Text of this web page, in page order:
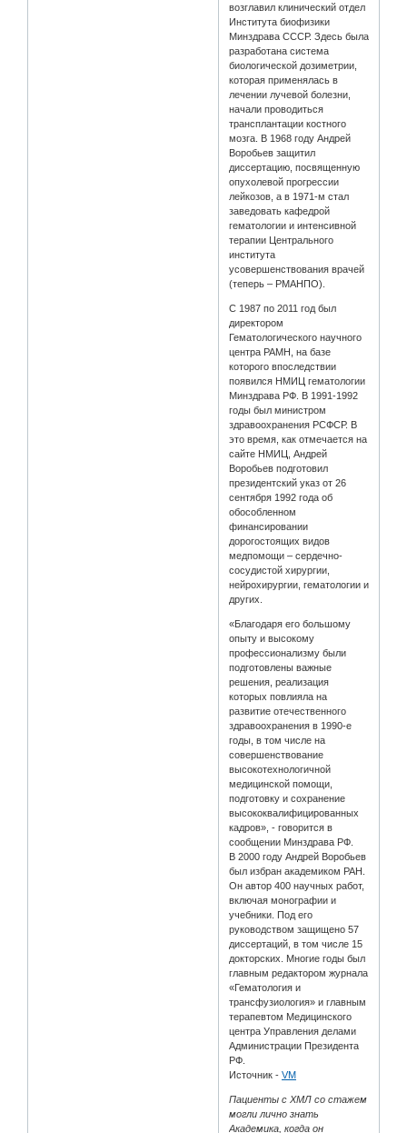
возглавил клинический отдел
Института биофизики
Минздрава СССР. Здесь была
разработана система
биологической дозиметрии,
которая применялась в
лечении лучевой болезни,
начали проводиться
трансплантации костного
мозга. В 1968 году Андрей
Воробьев защитил
диссертацию, посвященную
опухолевой прогрессии
лейкозов, а в 1971-м стал
заведовать кафедрой
гематологии и интенсивной
терапии Центрального
института
усовершенствования врачей
(теперь – РМАНПО).
С 1987 по 2011 год был
директором
Гематологического научного
центра РАМН, на базе
которого впоследствии
появился НМИЦ гематологии
Минздрава РФ. В 1991-1992
годы был министром
здравоохранения РСФСР. В
это время, как отмечается на
сайте НМИЦ, Андрей
Воробьев подготовил
президентский указ от 26
сентября 1992 года об
обособленном
финансировании
дорогостоящих видов
медпомощи – сердечно-
сосудистой хирургии,
нейрохирургии, гематологии и
других.
«Благодаря его большому
опыту и высокому
профессионализму были
подготовлены важные
решения, реализация
которых повлияла на
развитие отечественного
здравоохранения в 1990-е
годы, в том числе на
совершенствование
высокотехнологичной
медицинской помощи,
подготовку и сохранение
высококвалифицированных
кадров», - говорится в
сообщении Минздрава РФ.
В 2000 году Андрей Воробьев
был избран академиком РАН.
Он автор 400 научных работ,
включая монографии и
учебники. Под его
руководством защищено 57
диссертаций, в том числе 15
докторских. Многие годы был
главным редактором журнала
«Гематология и
трансфузиология» и главным
терапевтом Медицинского
центра Управления делами
Администрации Президента
РФ.
Источник -VM
Пациенты с ХМЛ со стажем
могли лично знать
Академика, когда он